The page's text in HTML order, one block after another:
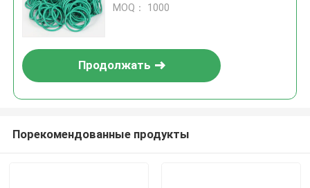
Resistance для применения в
MOQ： 1000
Продолжать
Порекомендованные продукты